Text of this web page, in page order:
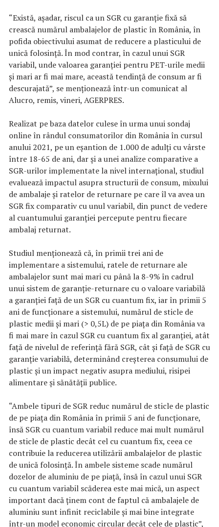
“Există, aşadar, riscul ca un SGR cu garanţie fixă să
crească numărul ambalajelor de plastic în România, în
pofida obiectivului asumat de reducere a plasticului de
unică folosinţă. În mod contrar, în cazul unui SGR
variabil, unde valoarea garanţiei pentru PET-urile medii
şi mari ar fi mai mare, această tendinţă de consum ar fi
descurajată”, se menţionează într-un comunicat al
Alucro, remis, vineri, AGERPRES.
Realizat pe baza datelor culese în urma unui sondaj
online în rândul consumatorilor din România în cursul
anului 2021, pe un eşantion de 1.000 de adulţi cu vârste
între 18-65 de ani, dar şi a unei analize comparative a
SGR-urilor implementate la nivel internaţional, studiul
evaluează impactul asupra structurii de consum, mixului
de ambalaje şi ratelor de returnare pe care îl va avea un
SGR fix comparativ cu unul variabil, din punct de vedere
al cuantumului garanţiei percepute pentru fiecare
ambalaj returnat.
Studiul menţionează că, în primii trei ani de
implementare a sistemului, ratele de returnare ale
ambalajelor sunt mai mari cu până la 8-9% în cadrul
unui sistem de garanţie-returnare cu o valoare variabilă
a garanţiei faţă de un SGR cu cuantum fix, iar în primii 5
ani de funcţionare a sistemului, numărul de sticle de
plastic medii şi mari (> 0,5L) de pe piaţa din România va
fi mai mare în cazul SGR cu cuantum fix al garanţiei, atât
faţă de nivelul de referinţă fără SGR, cât şi faţă de SGR cu
garanţie variabilă, determinând creşterea consumului de
plastic şi un impact negativ asupra mediului, risipei
alimentare şi sănătăţii publice.
“Ambele tipuri de SGR reduc numărul de sticle de plastic
de pe piaţa din România în primii 5 ani de funcţionare,
însă SGR cu cuantum variabil reduce mai mult numărul
de sticle de plastic decât cel cu cuantum fix, ceea ce
contribuie la reducerea utilizării ambalajelor de plastic
de unică folosinţă. În ambele sisteme scade numărul
dozelor de aluminiu de pe piaţă, însă în cazul unui SGR
cu cuantum variabil scăderea este mai mică, un aspect
important dacă ţinem cont de faptul că ambalajele de
aluminiu sunt infinit reciclabile şi mai bine integrate
într-un model economic circular decât cele de plastic”,